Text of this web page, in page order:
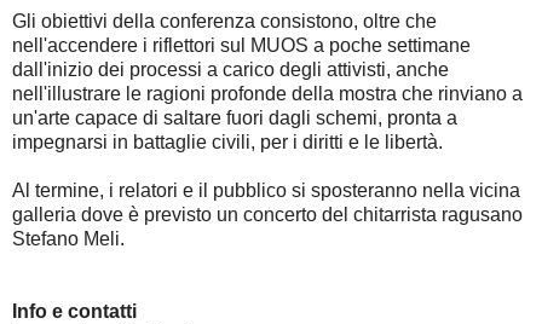
Gli obiettivi della conferenza consistono, oltre che
nell'accendere i riflettori sul MUOS a poche settimane
dall'inizio dei processi a carico degli attivisti, anche
nell'illustrare le ragioni profonde della mostra che rinviano a
un'arte capace di saltare fuori dagli schemi, pronta a
impegnarsi in battaglie civili, per i diritti e le libertà.
Al termine, i relatori e il pubblico si sposteranno nella vicina
galleria dove è previsto un concerto del chitarrista ragusano
Stefano Meli.
Info e contatti